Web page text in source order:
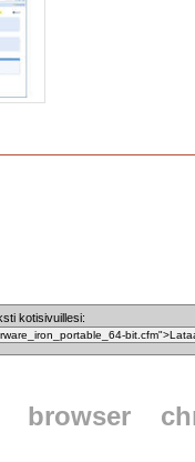
kotisivuillesi:
browser